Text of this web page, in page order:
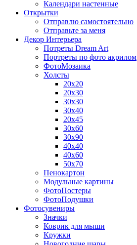
Календари настенные
Открытки
Отправлю самостоятельно
Отправьте за меня
Декор Интерьера
Потреты Dream Art
Портреты по фото акрилом
ФотоМозаика
Холсты
20х20
20х30
30х30
30х40
20х45
30х60
30х90
40х40
40х60
50х70
Пенокартон
Модульные картины
ФотоПостеры
ФотоПодушки
Фотоcувениры
Значки
Коврик для мыши
Кружки